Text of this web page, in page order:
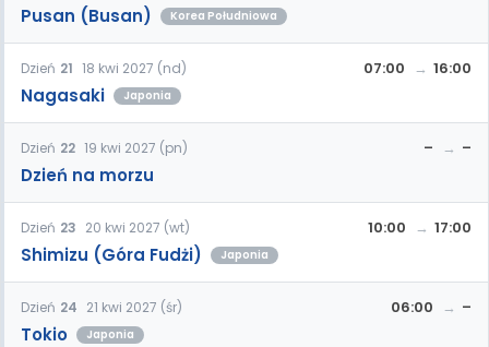
Pusan (Busan) Korea Południowa
Dzień 21 18 kwi 2027 (nd)
Nagasaki Japonia
07:00 16:00
Dzień 22 19 kwi 2027 (pn)
Dzień na morzu
– –
Dzień 23 20 kwi 2027 (wt)
Shimizu (Góra Fudżi) Japonia
10:00 17:00
Dzień 24 21 kwi 2027 (śr)
Tokio Japonia
06:00 –